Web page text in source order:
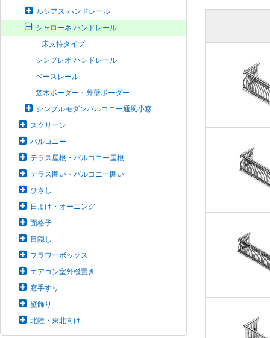
ルシアス ハンドレール
シャローネ ハンドレール
床支持タイプ
シンプレオ ハンドレール
ベースレール
笠木ボーダー・外壁ボーダー
シンプルモダンバルコニー通風小窓
スクリーン
バルコニー
テラス屋根・バルコニー屋根
テラス囲い・バルコニー囲い
ひさし
日よけ・オーニング
面格子
目隠し
フラワーボックス
エアコン室外機置き
窓手すり
壁飾り
北陸・東北向け